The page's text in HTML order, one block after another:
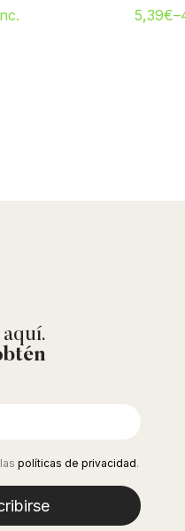
5,39€–
políticas de privacidad.